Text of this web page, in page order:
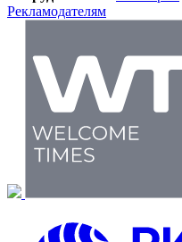
Рекламодателям